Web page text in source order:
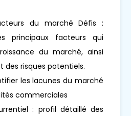
du marché Défis :
principaux facteurs qui
du marché, ainsi
des risques potentiels.
les lacunes du marché
commerciales
: profil détaillé des